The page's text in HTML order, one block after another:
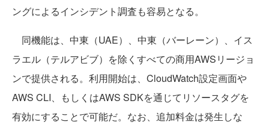
ングによるインシデント調査も容易となる。
同機能は、中東（UAE）、中東（バーレーン）、イス
ラエル（テルアビブ）を除くすべての商用AWSリージョ
ンで提供される。利用開始は、CloudWatch設定画面や
AWS CLI、もしくはAWS SDKを通じてリソースタグを
有効にすることで可能だ。なお、追加料金は発生しな